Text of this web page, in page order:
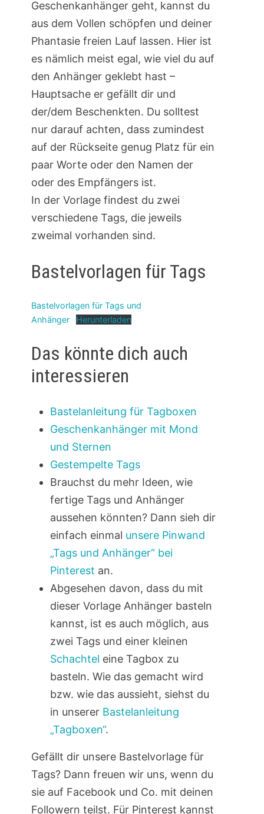
Geschenkanhänger geht, kannst du
aus dem Vollen schöpfen und deiner
Phantasie freien Lauf lassen. Hier ist
es nämlich meist egal, wie viel du auf
den Anhänger geklebt hast –
Hauptsache er gefällt dir und
der/dem Beschenkten. Du solltest
nur darauf achten, dass zumindest
auf der Rückseite genug Platz für ein
paar Worte oder den Namen der
oder des Empfängers ist.
In der Vorlage findest du zwei
verschiedene Tags, die jeweils
zweimal vorhanden sind.
Bastelvorlagen für Tags
Bastelvorlagen für Tags und
Anhänger
Herunterladen
Das könnte dich auch
interessieren
Bastelanleitung für Tagboxen
Geschenkanhänger mit Mond
und Sternen
Gestempelte Tags
Brauchst du mehr Ideen, wie
fertige Tags und Anhänger
aussehen könnten? Dann sieh dir
einfach einmal unsere Pinwand
„Tags und Anhänger“ bei
Pinterest an.
Abgesehen davon, dass du mit
dieser Vorlage Anhänger basteln
kannst, ist es auch möglich, aus
zwei Tags und einer kleinen
Schachtel eine Tagbox zu
basteln. Wie das gemacht wird
bzw. wie das aussieht, siehst du
in unserer Bastelanleitung
„Tagboxen“.
Gefällt dir unsere Bastelvorlage für
Tags? Dann freuen wir uns, wenn du
sie auf Facebook und Co. mit deinen
Followern teilst. Für Pinterest kannst